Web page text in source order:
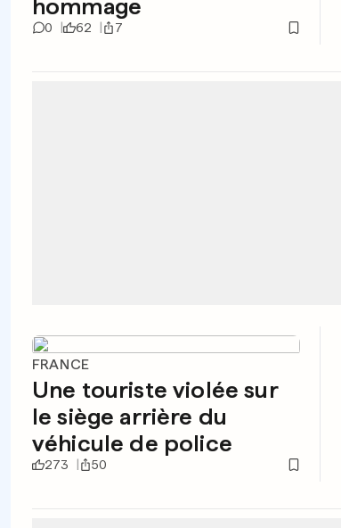
hommage
0 62 7
FRANCE
Une touriste violée sur
le siège arrière du
véhicule de police
273 50